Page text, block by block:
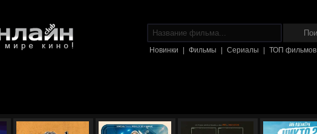
Новинки Фильмы Сериалы ТОП фильмов